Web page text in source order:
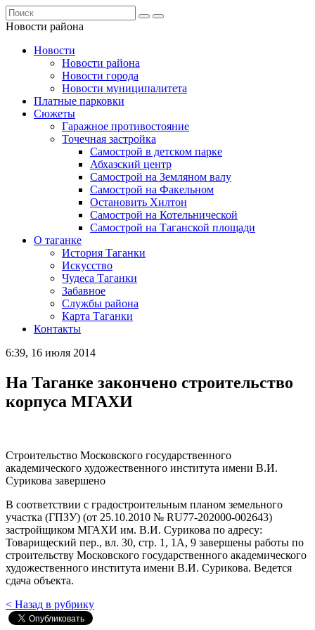
Новости района
Новости
Новости района
Новости города
Новости муниципалитета
Платные парковки
Сюжеты
Гаражное противостояние
Точечная застройка
Самострой в детском парке
Абхазский центр
Самострой на Земляном валу
Самострой на Факельном
Остановить Хилтон
Самострой на Котельнической
Самострой на Таганской площади
О таганке
История Таганки
Искусство
Чудеса Таганки
Забавное
Службы района
Карта Таганки
Контакты
6:39, 16 июля 2014
На Таганке закончено строительство
корпуса МГАХИ
Строительство Московского государственного
академического художественного института имени В.И.
Сурикова завершено
В соответствии с градостроительным планом земельного
участка (ГПЗУ) (от 25.10.2010 № RU77-202000-002643)
застройщиком МГАХИ им. В.И. Сурикова по адресу:
Товарищеский пер., вл. 30, стр. 1, 1А, 9 завершены работы по
строительству Московского государственного академического
художественного института имени В.И. Сурикова. Ведется
сдача объекта.
< Назад в рубрику